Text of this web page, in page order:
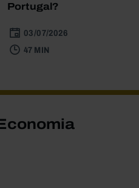
Portugal?
03/07/2026
47 MIN